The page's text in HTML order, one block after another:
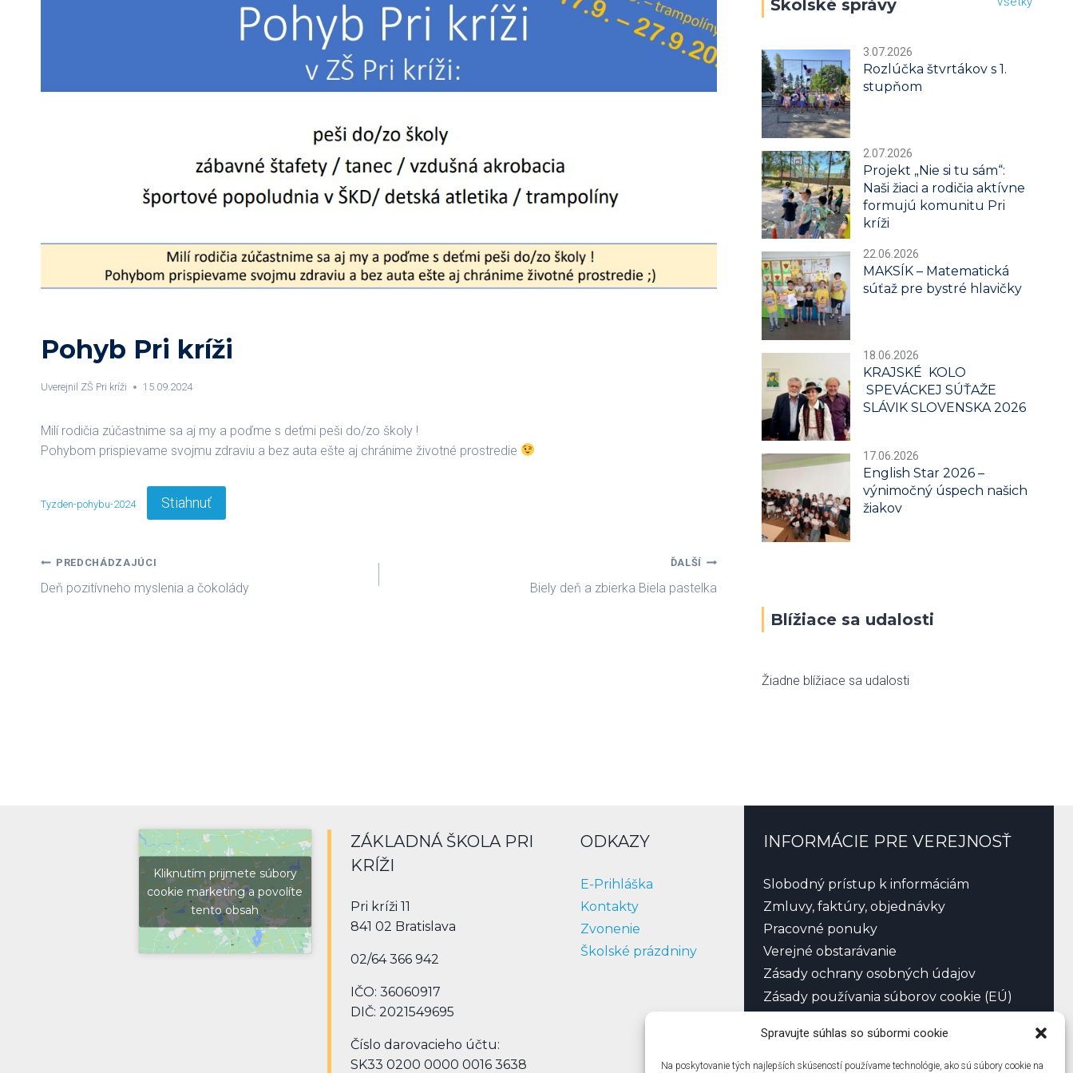
Spravujte súhlas so súbormi cookie
Na poskytovanie tých najlepších skúseností používame technológie, ako sú súbory cookie na
Pohyb Pri kríži
Uverejnil ZŠ Pri kríži 15.09.2024
Milí rodičia zúčastnime sa aj my a poďme s deťmi peši do/zo školy !
Pohybom prispievame svojmu zdraviu a bez auta ešte aj chránime životné prostredie
Tyzden-pohybu-2024 Stiahnuť
Navigácia
v
PREDCHÁDZAJÚCI
Deň pozitívneho myslenia a čokolády
ĎALŠÍ
Biely deň a zbierka Biela pastelka
Školské správy
3.07.2026
Rozlúčka štvrtákov s 1.
stupňom
2.07.2026
Projekt „Nie si tu sám“:
Naši žiaci a rodičia aktívne
formujú komunitu Pri
kríži
22.06.2026
MAKSÍK – Matematická
súťaž pre bystré hlavičky
18.06.2026
KRAJSKÉ KOLO
SPEVÁCKEJ SÚŤAŽE
SLÁVIK SLOVENSKA 2026
17.06.2026
English Star 2026 –
výnimočný úspech našich
žiakov
Blížiace sa udalosti
Žiadne blížiace sa udalosti
Kliknutím prijmete súbory
cookie marketing a povolíte
tento obsah
ZÁKLADNÁ ŠKOLA PRI
KRÍŽI
Pri kríži 11
841 02 Bratislava
02/64 366 942
IČO: 36060917
DIČ: 2021549695
Číslo darovacieho účtu:
SK33 0200 0000 0016 3638
ODKAZY
E-Prihláška
Kontakty
Zvonenie
Školské prázdniny
INFORMÁCIE PRE VEREJNOSŤ
Slobodný prístup k informáciám
Zmluvy, faktúry, objednávky
Pracovné ponuky
Verejné obstarávanie
Zásady ochrany osobných údajov
Zásady používania súborov cookie (EÚ)